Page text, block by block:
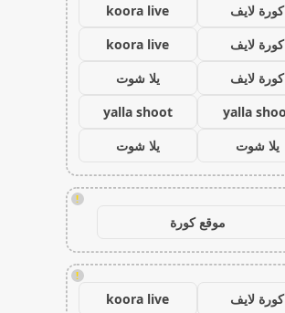
كورة لايف
koora live
كورة لايف
koora live
كورة لايف
يلا شوت
yalla
yalla shoot
يلا شوت
يلا شوت
!
موقع كورة
!
كورة لايف
koora live